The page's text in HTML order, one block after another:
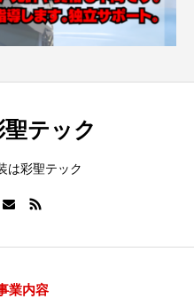
テック
は彩聖テック
業内容